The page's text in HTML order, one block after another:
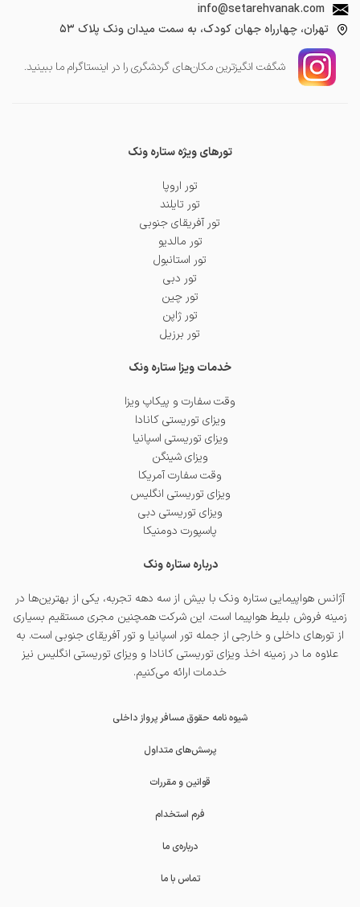
info@setarehvanak.com
تهران، چهارراه جهان کودک، به سمت میدان ونک پلاک ۵۳
شگفت انگیز‌ترین مکان‌های گردشگری را در اینستاگرام ما ببینید.
تورهای ویژه ستاره ونک
تور اروپا
تور تایلند
تور آفریقای جنوبی
تور مالدیو
تور استانبول
تور دبی
تور چین
تور ژاپن
تور برزیل
خدمات ویزا ستاره ونک
وقت سفارت و پیکاپ ویزا
ویزای توریستی کانادا
ویزای توریستی اسپانیا
ویزای شینگن
وقت سفارت آمریکا
ویزای توریستی انگلیس
ویزای توریستی دبی
پاسپورت دومنیکا
درباره ستاره ونک
آژانس هواپیمایی ستاره ونک با بیش از سه دهه تجربه، یکی از بهترین‌ها در
زمینه فروش بلیط هواپیما است. این شرکت همچنین مجری مستقیم بسیاری
از تورهای داخلی و خارجی از جمله تور اسپانیا و تور آفریقای جنوبی است. به
علاوه ما در زمینه اخذ ویزای توریستی کانادا و ویزای توریستی انگلیس نیز
خدمات ارائه می‌کنیم.
شیوه نامه حقوق مسافر پرواز داخلی
پرسش‌های متداول
قوانین و مقررات
فرم استخدام
درباره‌ی ما
تماس با ما